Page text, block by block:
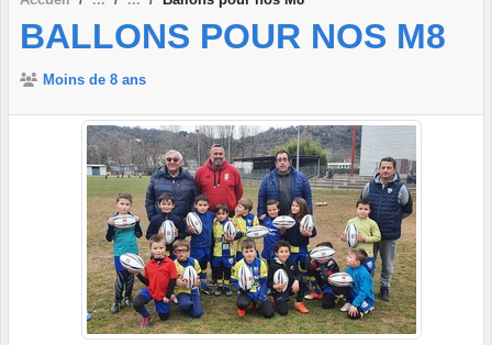
BALLONS POUR NOS M8
Moins de 8 ans